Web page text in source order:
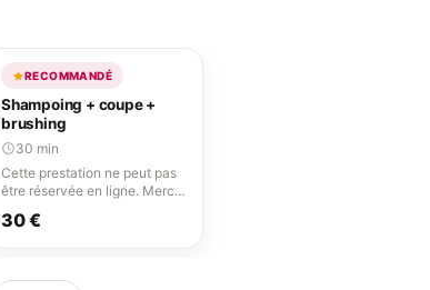
RECOMMANDÉ
Shampoing + coupe +
brushing
30 min
Cette prestation ne peut pas
être réservée en ligne. Merci
30 €